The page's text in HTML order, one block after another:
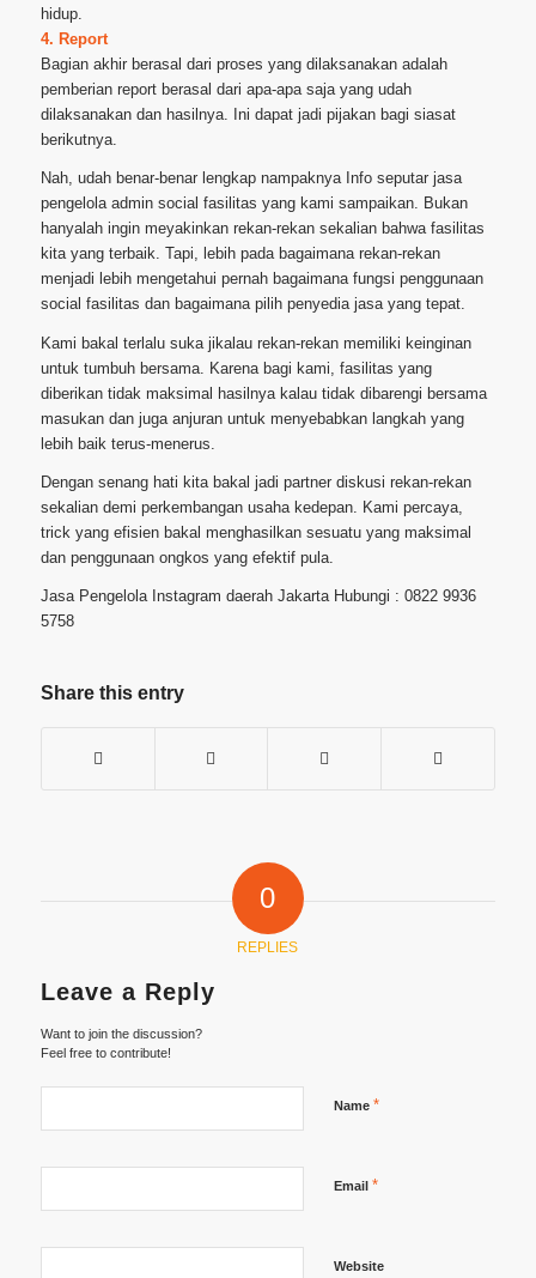
hidup.
4. Report
Bagian akhir berasal dari proses yang dilaksanakan adalah
pemberian report berasal dari apa-apa saja yang udah
dilaksanakan dan hasilnya. Ini dapat jadi pijakan bagi siasat
berikutnya.
Nah, udah benar-benar lengkap nampaknya Info seputar jasa
pengelola admin social fasilitas yang kami sampaikan. Bukan
hanyalah ingin meyakinkan rekan-rekan sekalian bahwa fasilitas
kita yang terbaik. Tapi, lebih pada bagaimana rekan-rekan
menjadi lebih mengetahui pernah bagaimana fungsi penggunaan
social fasilitas dan bagaimana pilih penyedia jasa yang tepat.
Kami bakal terlalu suka jikalau rekan-rekan memiliki keinginan
untuk tumbuh bersama. Karena bagi kami, fasilitas yang
diberikan tidak maksimal hasilnya kalau tidak dibarengi bersama
masukan dan juga anjuran untuk menyebabkan langkah yang
lebih baik terus-menerus.
Dengan senang hati kita bakal jadi partner diskusi rekan-rekan
sekalian demi perkembangan usaha kedepan. Kami percaya,
trick yang efisien bakal menghasilkan sesuatu yang maksimal
dan penggunaan ongkos yang efektif pula.
Jasa Pengelola Instagram daerah Jakarta Hubungi : 0822 9936
5758
Share this entry
0
REPLIES
Leave a Reply
Want to join the discussion?
Feel free to contribute!
Name *
Email *
Website